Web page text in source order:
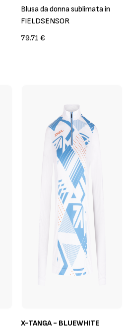
Blusa da donna sublimata in
FIELDSENSOR
79.71 €
X-TANGA - BLUEWHITE